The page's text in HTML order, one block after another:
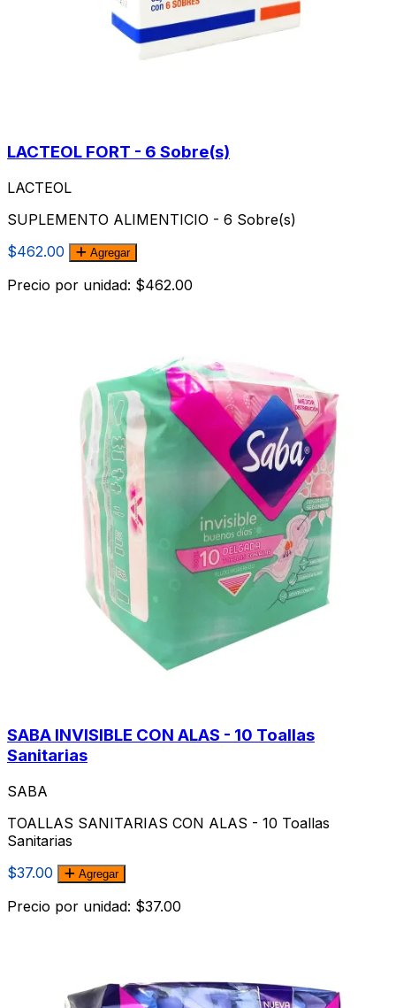
LACTEOL FORT - 6 Sobre(s)
LACTEOL
SUPLEMENTO ALIMENTICIO - 6 Sobre(s)
$462.00
Agregar
Precio por unidad: $462.00
SABA INVISIBLE CON ALAS - 10 Toallas
Sanitarias
SABA
TOALLAS SANITARIAS CON ALAS - 10 Toallas
Sanitarias
$37.00
Agregar
Precio por unidad: $37.00